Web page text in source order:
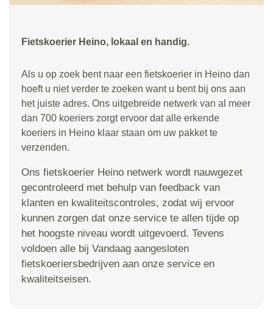
Fietskoerier Heino, lokaal en handig.
Als u op zoek bent naar een fietskoerier in Heino dan
hoeft u niet verder te zoeken want u bent bij ons aan
het juiste adres. Ons uitgebreide netwerk van al meer
dan 700 koeriers zorgt ervoor dat alle erkende
koeriers in Heino klaar staan om uw pakket te
verzenden.
Ons fietskoerier Heino netwerk wordt nauwgezet
gecontroleerd met behulp van feedback van
klanten en kwaliteitscontroles, zodat wij ervoor
kunnen zorgen dat onze service te allen tijde op
het hoogste niveau wordt uitgevoerd. Tevens
voldoen alle bij Vandaag aangesloten
fietskoeriersbedrijven aan onze service en
kwaliteitseisen.